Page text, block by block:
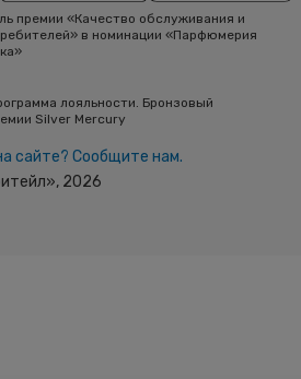
премии «Качество обслуживания и
в номинации «Парфюмерия
лояльности. Бронзовый
Silver Mercury
сайте? Сообщите нам.
2026